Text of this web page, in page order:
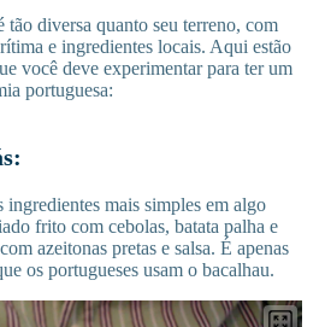
tão diversa quanto seu terreno, com
e ingredientes locais. Aqui estão
você deve experimentar para ter um
portuguesa:
ingredientes mais simples em algo
frito com cebolas, batata palha e
azeitonas pretas e salsa. É apenas
os portugueses usam o bacalhau.